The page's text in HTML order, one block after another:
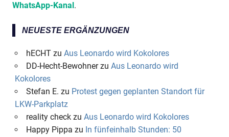
WhatsApp-Kanal .
NEUESTE ERGÄNZUNGEN
hECHTzu Aus Leonardo wird Kokolores
DD-Hecht-Bewohnerzu Aus Leonardo wird
Kokolores
Stefan E. zu Protest gegen geplanten Standort für
LKW-Parkplatz
reality checkzu Aus Leonardo wird Kokolores
Happy Pippa zu In fünfeinhalb Stunden: 50